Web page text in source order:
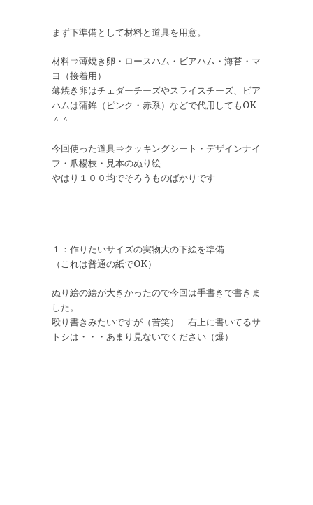
まず下準備として材料と道具を用意。
材料⇒薄焼き卵・ロースハム・ビアハム・海苔・マ
ヨ（接着用）
薄焼き卵はチェダーチーズやスライスチーズ、ビア
ハムは蒲鉾（ピンク・赤系）などで代用してもOK
＾＾
今回使った道具⇒クッキングシート・デザインナイ
フ・爪楊枝・見本のぬり絵
やはり１００均でそろうものばかりです
１：作りたいサイズの実物大の下絵を準備
（これは普通の紙でOK）
ぬり絵の絵が大きかったので今回は手書きで書きま
した。
殴り書きみたいですが（苦笑） 右上に書いてるサ
トシは・・・あまり見ないでください（爆）